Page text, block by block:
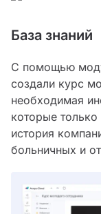
База знаний
С помощью
создали курс
необходимая
которые
история
больничных и